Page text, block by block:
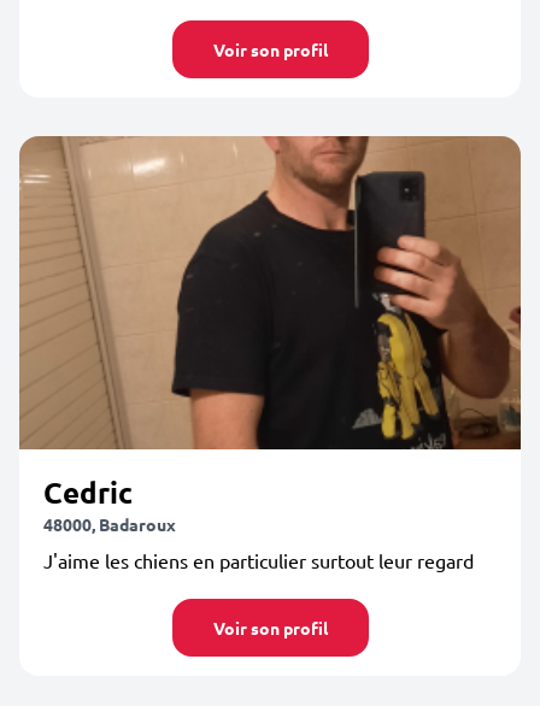
Voir son profil
Cedric
48000, Badaroux
J'aime les chiens en particulier surtout leur regard
Voir son profil